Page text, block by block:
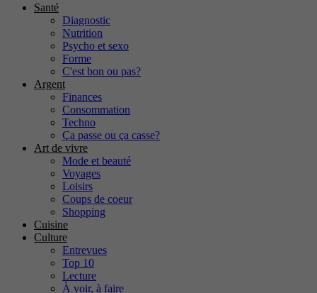
Santé
Diagnostic
Nutrition
Psycho et sexo
Forme
C'est bon ou pas?
Argent
Finances
Consommation
Techno
Ça passe ou ça casse?
Art de vivre
Mode et beauté
Voyages
Loisirs
Coups de coeur
Shopping
Cuisine
Culture
Entrevues
Top 10
Lecture
À voir, à faire